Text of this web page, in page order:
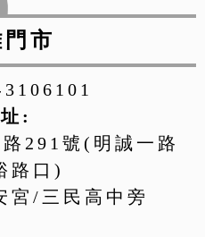
市
:
291號(明誠一路
路口)
宮/三民高中旁